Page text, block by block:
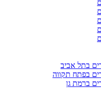
בתל אביב
בפתח תקווה
ברמת גן